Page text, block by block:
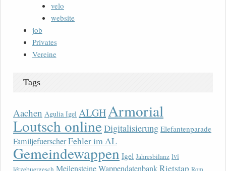
velo
website
job
Privates
Vereine
Tags
Aachen Agulia Igel ALGHArmorial
Loutsch onlineDigitalisierung Elefantenparade
FamiljefuerscherFehler im AL
Gemeindewappen Igel Jahresbilanz lvi
lëtzebuergesch Meilensteine WappendatenbankRietstap